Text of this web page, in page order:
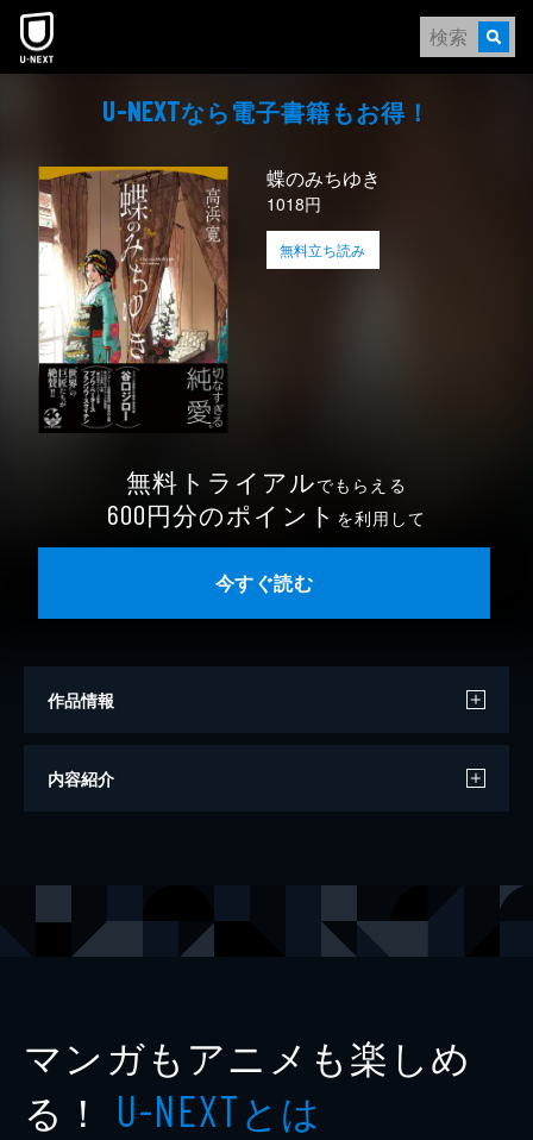
本文へスキップ
U-NEXTなら電⼦書籍もお得！
蝶のみちゆき
1018円
無料立ち読み
無料トライアルでもらえる
600円分のポイント を利用して
今すぐ読む
作品情報
著者
内容紹介
マンガもアニメも楽しめ
る！ U-NEXTとは